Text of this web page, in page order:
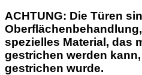
ACHTUNG: Die Türen
spezielles Material, das
gestrichen werden
gestrichen wurde.